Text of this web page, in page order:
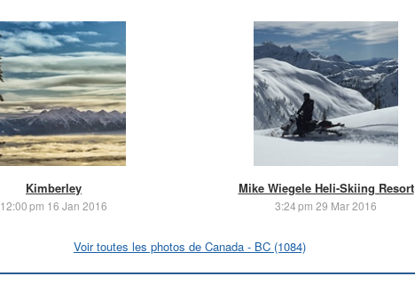
Kimberley
12:00 pm 16 Jan 2016
Mike Wiegele Heli-Skiing Resort
3:24 pm 29 Mar 2016
Voir toutes les photos de Canada - BC (1084)